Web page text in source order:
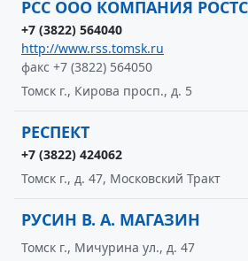
РСС ООО КОМПАНИЯ
+7 (3822) 564040
http://www.rss.tomsk.ru
факс +7 (3822) 564050
Томск г., Кирова просп., д. 5
РЕСПЕКТ
+7 (3822) 424062
Томск г., д. 47, Московский Тракт
РУСИН В. А. МАГАЗИН
Томск г., Мичурина ул., д. 47